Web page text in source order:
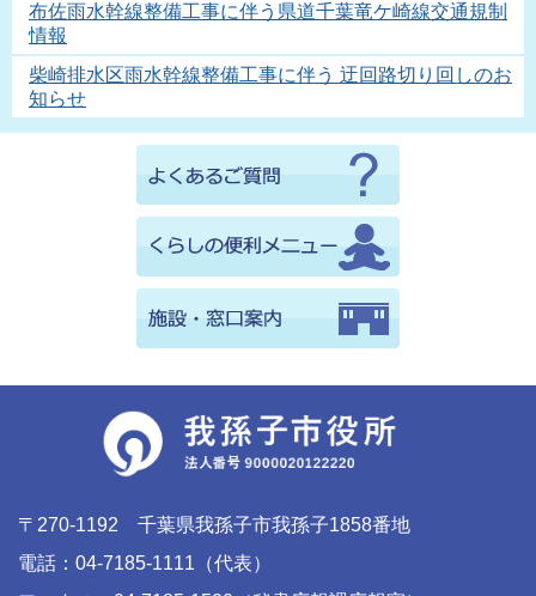
布佐雨水幹線整備工事に伴う県道千葉竜ケ崎線交通規制
情報
柴崎排水区雨水幹線整備工事に伴う 迂回路切り回しのお
知らせ
〒270-1192 千葉県我孫子市我孫子1858番地
電話：04-7185-1111（代表）